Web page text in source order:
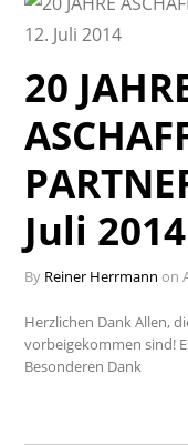
20
Juli 2014
By Reiner Herrmann on
Herzlichen Dank Allen,
vorbeigekommen sind!
Besonderen Dank